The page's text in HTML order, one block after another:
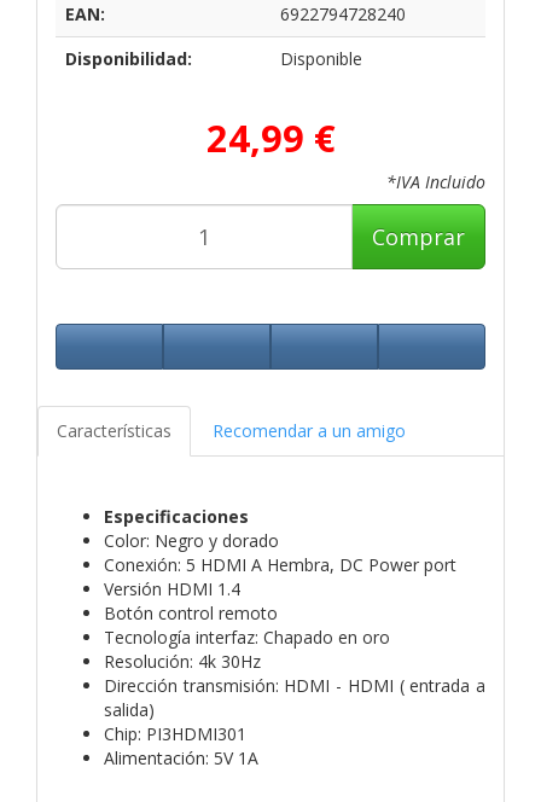
EAN:
6922794728240
Disponibilidad:
Disponible
24,99 €
*IVA Incluido
Comprar
Características Recomendar a un amigo
Especificaciones
Color: Negro y dorado
Conexión: 5 HDMI A Hembra, DC Power port
Versión HDMI 1.4
Botón control remoto
Tecnología interfaz: Chapado en oro
Resolución: 4k 30Hz
Dirección transmisión: HDMI - HDMI ( entrada a
salida)
Chip: PI3HDMI301
Alimentación: 5V 1A